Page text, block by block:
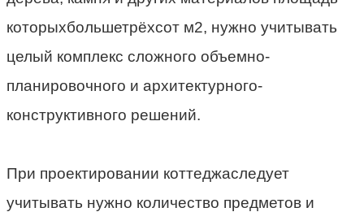
которыхбольшетрёхсот м2, нужно учитывать
целый комплекс сложного объемно-
планировочного и архитектурного-
конструктивного решений.
При проектировании коттеджаследует
учитывать нужно количество предметов и